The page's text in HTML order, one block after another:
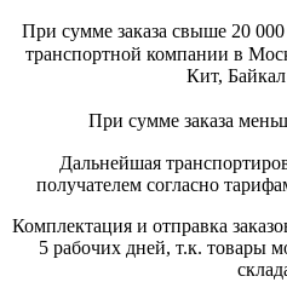
При сумме заказа свыше 20
транспортной компании в
Кит,
При сумме заказа
Дальнейшая
получателем согласно
Комплектация и отправка
5 рабочих дней, т.к. товары